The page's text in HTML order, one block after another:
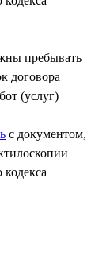
пребывать
договора
(услуг)
с документом,